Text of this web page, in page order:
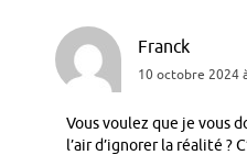
Franck
10 octobre 2024
Vous voulez que je vous
l’air d’ignorer la réalité ?